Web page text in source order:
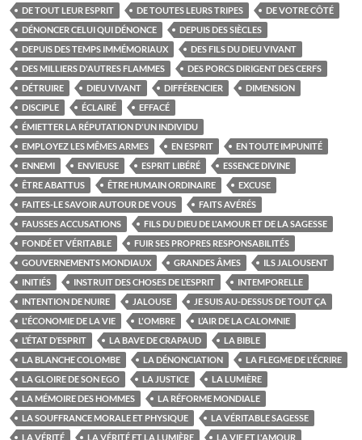
DE TOUT LEUR ESPRIT
DE TOUTES LEURS TRIPES
DE VOTRE CÔTÉ
DÉNONCER CELUI QUI DÉNONCE
DEPUIS DES SIÈCLES
DEPUIS DES TEMPS IMMÉMORIAUX
DES FILS DU DIEU VIVANT
DES MILLIERS D'AUTRES FLAMMES
DES PORCS DIRIGENT DES CERFS
DÉTRUIRE
DIEU VIVANT DIFFÉRENCIER
DIMENSION
DISCIPLE
ÉCLAIRÉ
EFFACÉ
ÉMIETTER LA RÉPUTATION D'UN INDIVIDU
EMPLOYEZ LES MÊMES ARMES
EN ESPRIT
EN TOUTE IMPUNITÉ
ENNEMI
ENVIEUSE ESPRIT LIBÉRÉ
ESSENCE DIVINE
ÊTRE ABATTUS
ÊTRE HUMAIN ORDINAIRE
EXCUSE
FAITES-LE SAVOIR AUTOUR DE VOUS
FAITS AVÉRÉS
FAUSSES ACCUSATIONS
FILS DU DIEU DE L'AMOUR ET DE LA SAGESSE
FONDÉ ET VÉRITABLE
FUIR SES PROPRES RESPONSABILITÉS
GOUVERNEMENTS MONDIAUX
GRANDES ÂMES
ILS JALOUSENT
INITIÉS
INSTRUIT DES CHOSES DE L’ESPRIT
INTEMPORELLE
INTENTION DE NUIRE
JALOUSE
JE SUIS AU-DESSUS DE TOUT ÇA
L'ÉCONOMIE DE LA VIE
L'OMBRE
L’AIR DE LA CALOMNIE
L’ÉTAT D’ESPRIT
LA BAVE DE CRAPAUD
LA BIBLE
LA BLANCHE COLOMBE
LA DÉNONCIATION
LA FLEGME DE L'ÉCRIRE
LA GLOIRE DE SON EGO
LA JUSTICE
LA LUMIÈRE
LA MÉMOIRE DES HOMMES
LA RÉFORME MONDIALE
LA SOUFFRANCE MORALE ET PHYSIQUE
LA VÉRITABLE SAGESSE
LA VÉRITÉ
LA VÉRITÉ ET LA LUMIÈRE LA VIE ET L'AMOUR